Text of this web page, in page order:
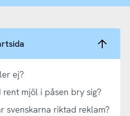
ej?
mjöl i påsen bry sig?
svenskarna riktad reklam?